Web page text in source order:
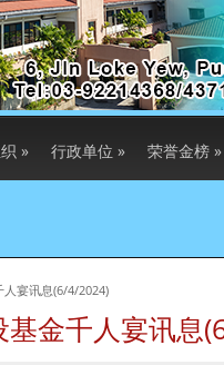
» 行政单位 » 荣誉金榜 »
人宴讯息(6/4/2024)
金千人宴讯息